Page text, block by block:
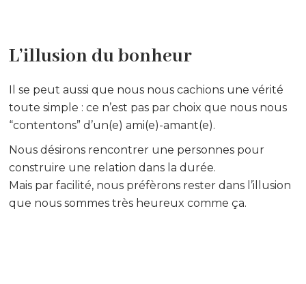
L’illusion du bonheur
Il se peut aussi que nous nous cachions une vérité
toute simple : ce n’est pas par choix que nous nous
“contentons” d’un(e) ami(e)-amant(e).
Nous désirons rencontrer une personnes pour
construire une relation dans la durée.
Mais par facilité, nous préfèrons rester dans l’illusion
que nous sommes très heureux comme ça.